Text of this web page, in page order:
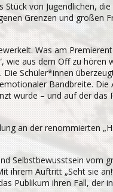
von Jugendlichen,
Grenzen und großen
Was am
wie aus dem Off zu hören
Die Schüler*innen
Bandbreite. Die
wurde – und auf der das
an der renommierten
Selbstbewusstsein vom
ihrem Auftritt „Seht sie
Publikum ihren Fall, der